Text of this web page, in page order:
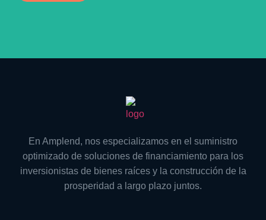
En Amplend, nos especializamos en el suministro
optimizado de soluciones de financiamiento para los
inversionistas de bienes raíces y la construcción de la
prosperidad a largo plazo juntos.